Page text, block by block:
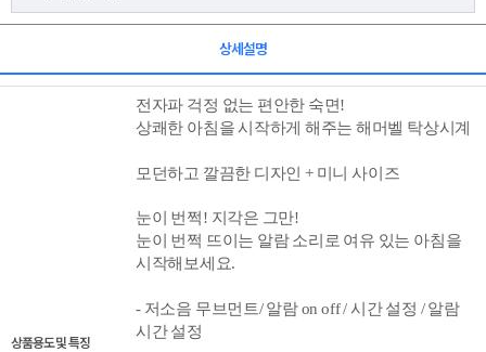
상세설명
상품용도 및 특징
전자파 걱정 없는 편안한 숙면!
상쾌한 아침을 시작하게 해주는 해머벨 탁상시계
모던하고 깔끔한 디자인 + 미니 사이즈
눈이 번쩍! 지각은 그만!
눈이 번쩍 뜨이는 알람 소리로 여유 있는 아침을
시작해보세요.
- 저소음 무브먼트/알람 on off / 시간 설정 / 알람
시간 설정